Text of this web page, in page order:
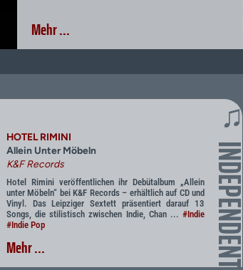
Mehr ...
♫
INDEPENDENT
HOTEL RIMINI
Allein Unter Möbeln
K&F Records
Hotel Rimini veröffentlichen ihr Debütalbum „Allein
unter Möbeln“ bei K&F Records – erhältlich auf CD und
Vinyl. Das Leipziger Sextett präsentiert darauf 13
Songs, die stilistisch zwischen Indie, Chan ... #Indie
#Indie Pop
Mehr ...